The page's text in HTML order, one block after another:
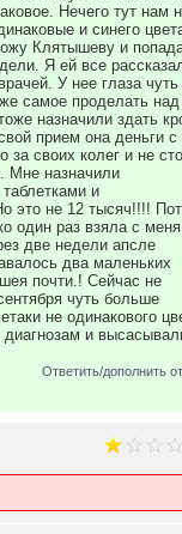
Нечего тут нам
и синего
Клятышеву и
Я ей все
У нее глаза чуть
самое проделать над
назначили здать
прием она деньги с
за своих колег и не
Мне назначили
и
это не 12 тысяч!!!!
один раз взяла с меня
две недели апсле
два маленьких
почти.! Сейчас не
чуть больше
не одинакового
и
Ответить/дополнить